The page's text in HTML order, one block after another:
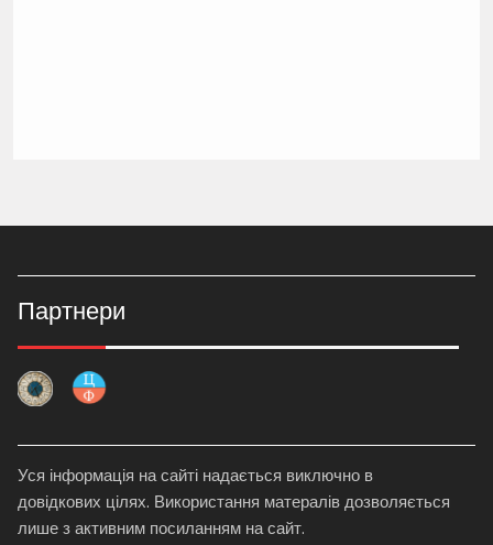
Партнери
Уся інформація на сайті надається виключно в
довідкових цілях. Використання матералів дозволяється
лише з активним посиланням на сайт.